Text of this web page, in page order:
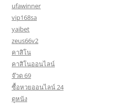
ufawinner
vip168sa
yaibet
zeus66v2
คาสิโน
คาสิโนออนไลน์
จ๊วด 69
ซื้อหวยออนไลน์ 24
ดูหนัง